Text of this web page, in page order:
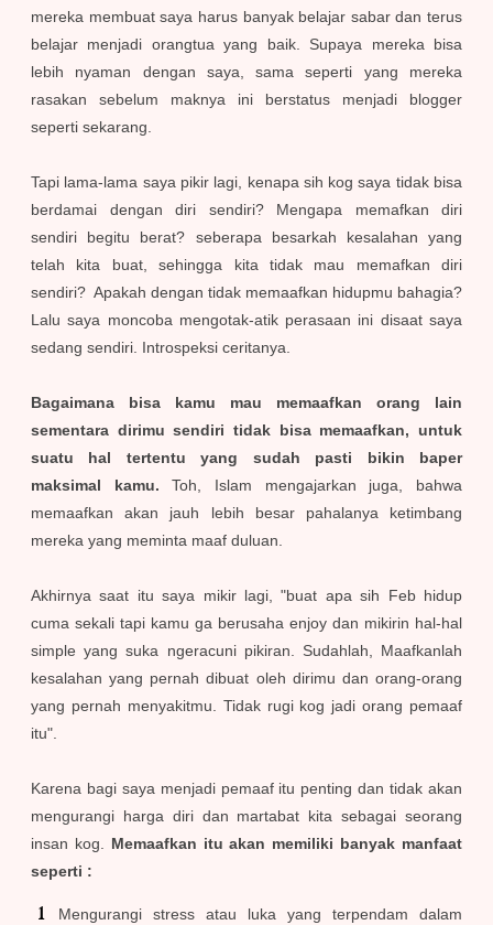
mereka membuat saya harus banyak belajar sabar dan terus
belajar menjadi orangtua yang baik. Supaya mereka bisa
lebih nyaman dengan saya,sama seperti yang mereka
rasakan sebelum maknya ini berstatus menjadi blogger
seperti sekarang.
Tapi lama-lama saya pikir lagi, kenapa sih kog saya tidak bisa
berdamai dengan diri sendiri? Mengapa memafkan diri
sendiri begitu berat? seberapa besarkah kesalahan yang
telah kita buat, sehingga kita tidak mau memafkan diri
sendiri? Apakah dengan tidak memaafkan hidupmu bahagia?
Lalu saya moncoba mengotak-atik perasaan ini disaat saya
sedang sendiri. Introspeksi ceritanya.
Bagaimana bisa kamu mau memaafkan orang lain
sementara dirimu sendiri tidak bisa memaafkan, untuk
suatu hal tertentu yang sudah pasti bikin baper
maksimal kamu.Toh, Islam mengajarkan juga, bahwa
memaafkan akan jauh lebih besar pahalanya ketimbang
mereka yang meminta maaf duluan.
Akhirnya saat itu saya mikir lagi, "buat apa sih Feb hidup
cuma sekali tapi kamu ga berusaha enjoy dan mikirin hal-hal
simple yang suka ngeracuni pikiran. Sudahlah, Maafkanlah
kesalahan yang pernah dibuat oleh dirimu dan orang-orang
yang pernah menyakitmu. Tidak rugi kog jadi orang pemaaf
itu".
Karena bagi saya menjadi pemaaf itu penting dan tidak akan
mengurangi harga diri dan martabat kita sebagai seorang
insan kog. Memaafkan itu akan memiliki banyak manfaat
seperti :
Mengurangi stress atau luka yang terpendam dalam